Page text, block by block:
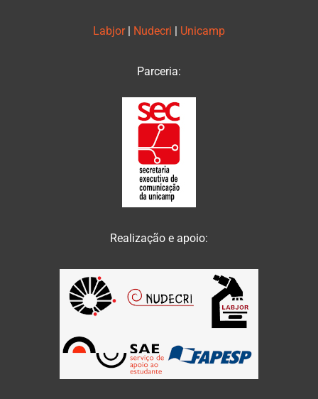
Labjor Nudecri Unicamp
Parceria:
Realização e apoio: